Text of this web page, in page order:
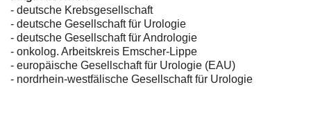
- deutsche Krebsgesellschaft
- deutsche Gesellschaft für Urologie
- deutsche Gesellschaft für Andrologie
- onkolog. Arbeitskreis Emscher-Lippe
- europäische Gesellschaft für Urologie (EAU)
- nordrhein-westfälische Gesellschaft für Urologie